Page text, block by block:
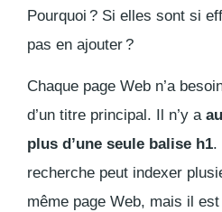
Pourquoi ? Si elles sont si
pas en ajouter ?
Chaque page Web n’a
d’un titre principal. Il n’y a
plus d’une seule balise h1.
recherche peut indexer
même page Web, mais il